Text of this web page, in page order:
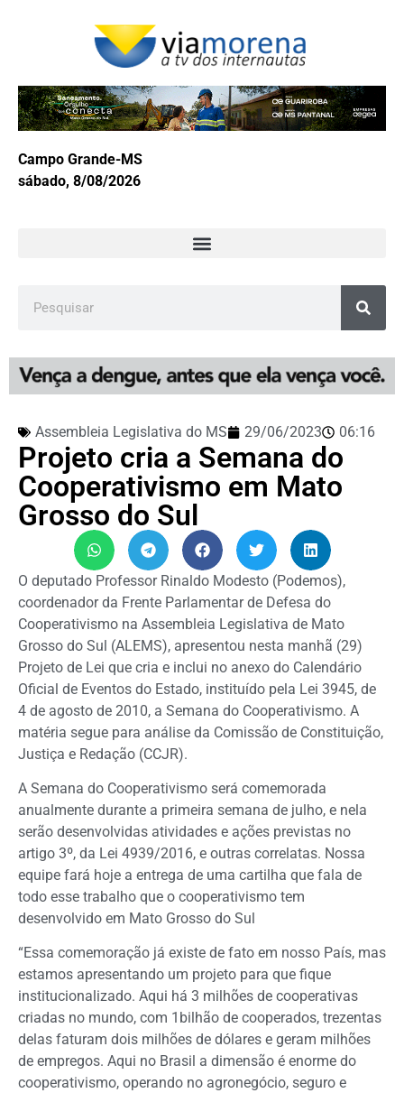
Campo Grande-MS
sábado, 8/08/2026
Assembleia Legislativa do MS 29/06/2023 06:16
Projeto cria a Semana do
Cooperativismo em Mato
Grosso do Sul
O deputado Professor Rinaldo Modesto (Podemos),
coordenador da Frente Parlamentar de Defesa do
Cooperativismo na Assembleia Legislativa de Mato
Grosso do Sul (ALEMS), apresentou nesta manhã (29)
Projeto de Lei que cria e inclui no anexo do Calendário
Oficial de Eventos do Estado, instituído pela Lei 3945, de
4 de agosto de 2010, a Semana do Cooperativismo. A
matéria segue para análise da Comissão de Constituição,
Justiça e Redação (CCJR).
A Semana do Cooperativismo será comemorada
anualmente durante a primeira semana de julho, e nela
serão desenvolvidas atividades e ações previstas no
artigo 3º, da Lei 4939/2016, e outras correlatas. Nossa
equipe fará hoje a entrega de uma cartilha que fala de
todo esse trabalho que o cooperativismo tem
desenvolvido em Mato Grosso do Sul
“Essa comemoração já existe de fato em nosso País, mas
estamos apresentando um projeto para que fique
institucionalizado. Aqui há 3 milhões de cooperativas
criadas no mundo, com 1bilhão de cooperados, trezentas
delas faturam dois milhões de dólares e geram milhões
de empregos. Aqui no Brasil a dimensão é enorme do
cooperativismo, operando no agronegócio, seguro e